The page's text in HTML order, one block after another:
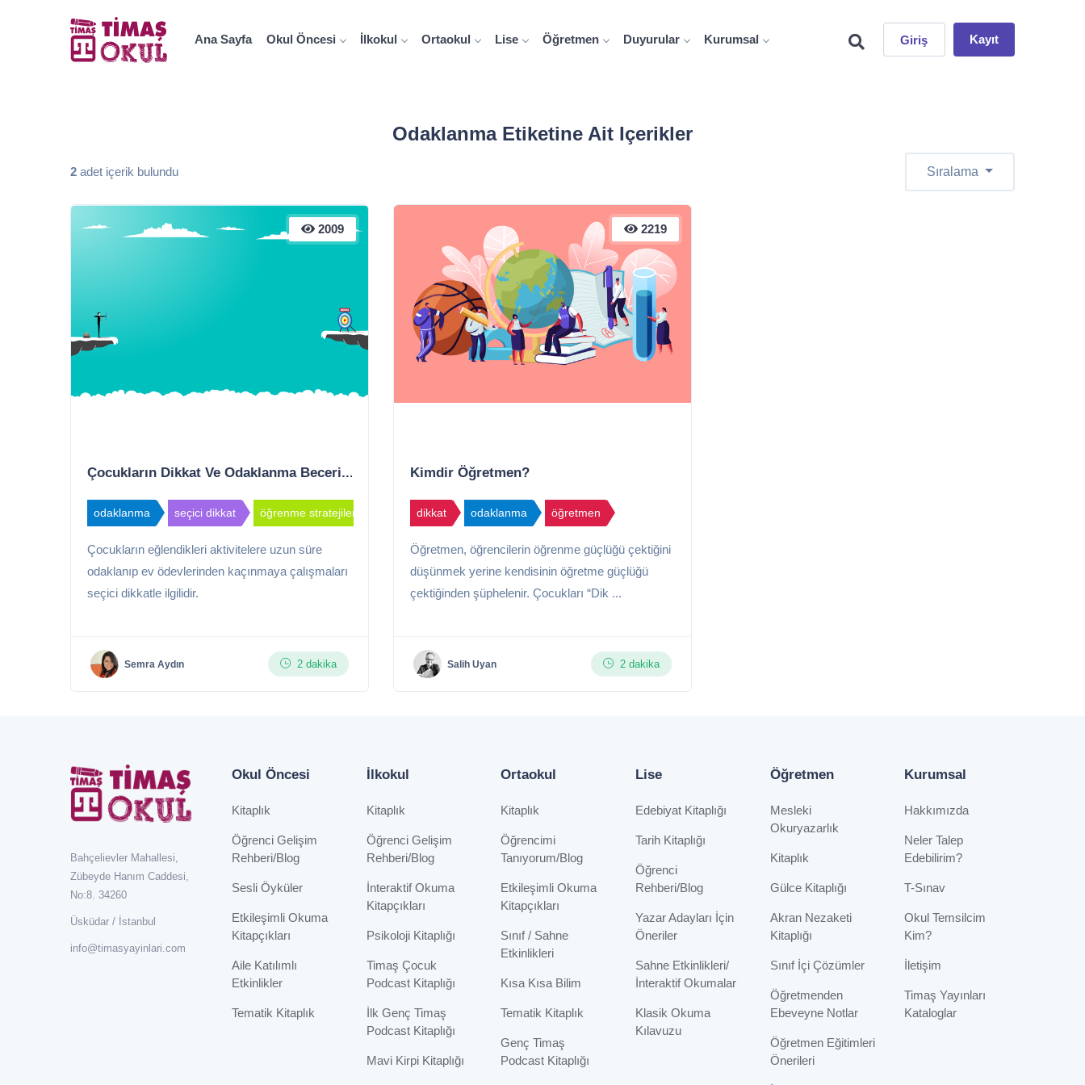
Ana Sayfa Okul Öncesi İlkokul Ortaokul Lise Öğretmen Duyurular Kurumsal Giriş Kayıt
Odaklanma Etiketine Ait Içerikler
2 adet içerik bulundu Sıralama
2009
Çocukların Dikkat Ve Odaklanma Beceri...
odaklanma seçici dikkat öğrenme stratejileri
Çocukların eğlendikleri aktivitelere uzun süre
odaklanıp ev ödevlerinden kaçınmaya çalışmaları
seçici dikkatle ilgilidir.
Semra Aydın 2 dakika
2219
Kimdir Öğretmen?
dikkat odaklanma öğretmen
Öğretmen, öğrencilerin öğrenme güçlüğü çektiğini
düşünmek yerine kendisinin öğretme güçlüğü
çektiğinden şüphelenir. Çocukları “Dik ...
Salih Uyan 2 dakika
Bahçelievler Mahallesi,
Zübeyde Hanım Caddesi,
No:8. 34260
Üsküdar / İstanbul
info@timasyayinlari.com
Okul Öncesi
Kitaplık
Öğrenci Gelişim
Rehberi/Blog
Sesli Öyküler
Etkileşimli Okuma
Kitapçıkları
Aile Katılımlı
Etkinlikler
Tematik Kitaplık
İlkokul
Kitaplık
Öğrenci Gelişim
Rehberi/Blog
İnteraktif Okuma
Kitapçıkları
Psikoloji Kitaplığı
Timaş Çocuk
Podcast Kitaplığı
İlk Genç Timaş
Podcast Kitaplığı
Mavi Kirpi Kitaplığı
Ortaokul
Kitaplık
Öğrencimi
Tanıyorum/Blog
Etkileşimli Okuma
Kitapçıkları
Sınıf / Sahne
Etkinlikleri
Kısa Kısa Bilim
Tematik Kitaplık
Genç Timaş
Podcast Kitaplığı
Lise
Edebiyat Kitaplığı
Tarih Kitaplığı
Öğrenci
Rehberi/Blog
Yazar Adayları İçin
Öneriler
Sahne Etkinlikleri/
İnteraktif Okumalar
Klasik Okuma
Kılavuzu
Öğretmen
Mesleki
Okuryazarlık
Kitaplık
Gülce Kitaplığı
Akran Nezaketi
Kitaplığı
Sınıf İçi Çözümler
Öğretmenden
Ebeveyne Notlar
Öğretmen Eğitimleri
Önerileri
Kurumsal
Hakkımızda
Neler Talep
Edebilirim?
T-Sınav
Okul Temsilcim
Kim?
İletişim
Timaş Yayınları
Kataloglar